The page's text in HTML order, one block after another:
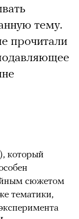
тему.
прочитали
который
сюжетом
тематики,